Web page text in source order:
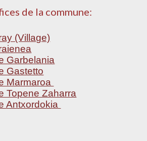
de la commune:
(Village)
Garbelania
Gastetto
Marmaroa
Topene Zaharra
Antxordokia